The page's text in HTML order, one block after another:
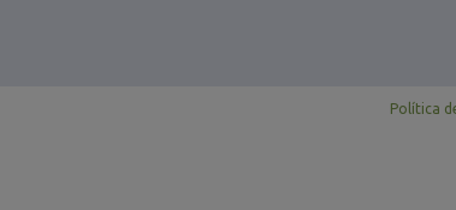
Política